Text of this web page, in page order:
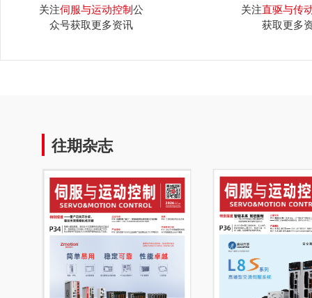
关注伺服与运动控制公
众号获取更多资讯
关注直驱与传
获取更多
往期杂志